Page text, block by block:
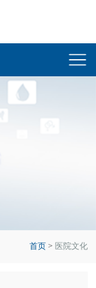
首页 > 医院文化